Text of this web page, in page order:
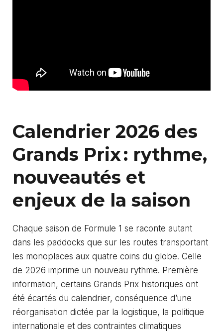
Calendrier 2026 des
Grands Prix : rythme,
nouveautés et
enjeux de la saison
Chaque saison de Formule 1 se raconte autant
dans les paddocks que sur les routes transportant
les monoplaces aux quatre coins du globe. Celle
de 2026 imprime un nouveau rythme. Première
information, certains Grands Prix historiques ont
été écartés du calendrier, conséquence d’une
réorganisation dictée par la logistique, la politique
internationale et des contraintes climatiques